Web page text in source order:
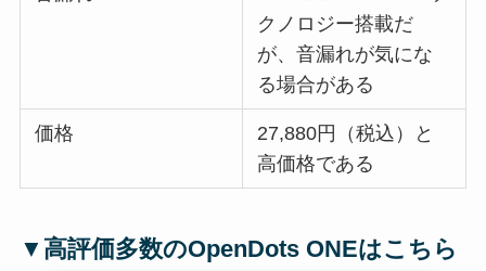
クノロジー搭載だ
が、音漏れが気にな
る場合がある
価格
27,880円（税込）と
高価格である
▼高評価多数のOpenDots ONEはこちら